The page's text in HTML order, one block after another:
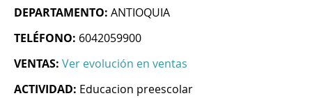
DEPARTAMENTO: ANTIOQUIA
TELÉFONO: 6042059900
VENTAS: Ver evolución en ventas
ACTIVIDAD: Educacion preescolar